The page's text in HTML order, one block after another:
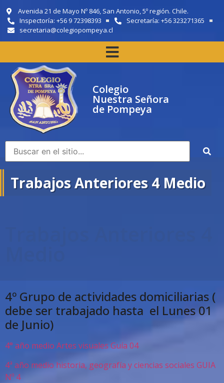
Avenida 21 de Mayo Nº 846, San Antonio, 5º región. Chile.
Inspectoría: +56 9 72398393
Secretaría: +56 323271365
secretaria@colegiopompeya.cl
Colegio
Nuestra Señora
de Pompeya
Trabajos Anteriores 4 Medio
4º Grupo de actividades domiciliarias (
debe ser trabajado hasta el Lunes 01
de Junio)
4° año medio Artes visuales Guía 04
4ª año medio historia, geografía y ciencias sociales GUIA
Nº 4